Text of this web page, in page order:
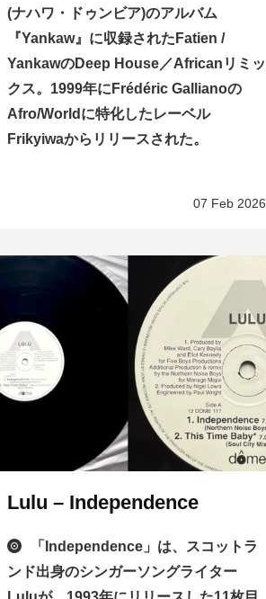
(ナハワ・ドゥンビア)のアルバム
『Yankaw』に収録されたFatien /
YankawのDeep House／Africanリミッ
クス。1999年にFrédéric Gallianoの
Afro/Worldに特化したレーベル
Frikyiwaからリリースされた。
07 Feb 2026
Lulu – Independence
「Independence」は、スコットラ
ンド出身のシンガーソングライター